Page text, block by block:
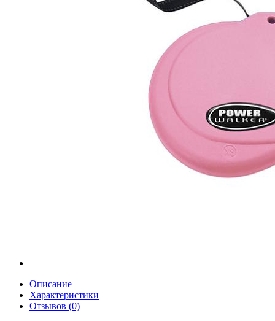
Описание
Характеристики
Отзывов (0)